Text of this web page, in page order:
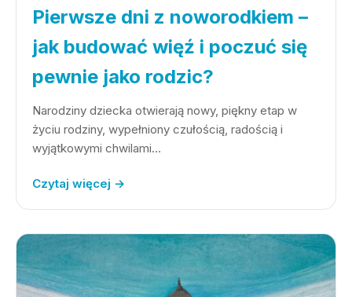
Pierwsze dni z noworodkiem –
jak budować więź i poczuć się
pewnie jako rodzic?
Narodziny dziecka otwierają nowy, piękny etap w
życiu rodziny, wypełniony czułością, radością i
wyjątkowymi chwilami…
Czytaj więcej →